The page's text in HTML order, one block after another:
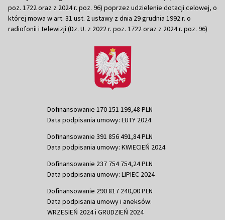
poz. 1722 oraz z 2024 r. poz. 96) poprzez udzielenie dotacji celowej, o
której mowa w art. 31 ust. 2 ustawy z dnia 29 grudnia 1992 r. o
radiofonii i telewizji (Dz. U. z 2022 r. poz. 1722 oraz z 2024 r. poz. 96)
Dofinansowanie 170 151 199,48 PLN
Data podpisania umowy: LUTY 2024
Dofinansowanie 391 856 491,84 PLN
Data podpisania umowy: KWIECIEŃ 2024
Dofinansowanie 237 754 754,24 PLN
Data podpisania umowy: LIPIEC 2024
Dofinansowanie 290 817 240,00 PLN
Data podpisania umowy i aneksów:
WRZESIEŃ 2024 i GRUDZIEŃ 2024